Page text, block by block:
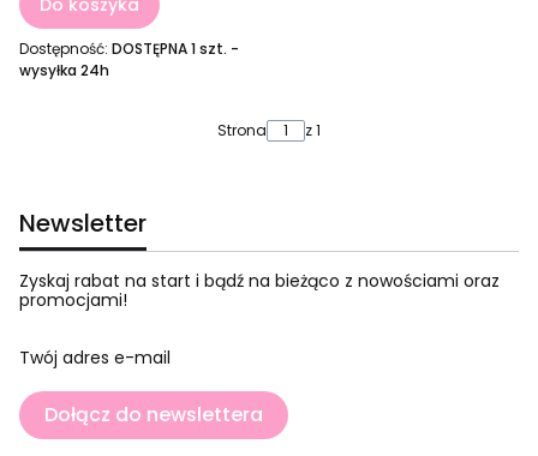
Do koszyka
Dostępność: DOSTĘPNA 1 szt. -
wysyłka 24h
Strona z 1
Newsletter
Zyskaj rabat na start i bądź na bieżąco z nowościami oraz
promocjami!
Twój adres e-mail
Dołącz do newslettera